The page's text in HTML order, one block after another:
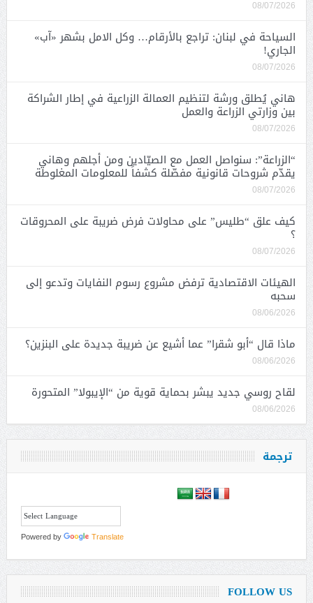
08/07/2026
السياحة في لبنان: تراجع بالأرقام… وكل الامل بشهر «آب»
الجاري!
08/07/2026
هاني يُطلق ورشة لتنظيم العمالة الزراعية في إطار الشراكة
بين وزارتي الزراعة والعمل
08/07/2026
“الزراعة”: سنواصل العمل مع الصيّادين ومن أجلهم وهاني
يقدّم شروحات قانونية مفصّلة كشفاً للمعلومات المغلوطة
08/07/2026
كيف علق “طليس” على محاولات فرض ضريبة على المحروقات
؟
08/07/2026
الهيئات الاقتصادية ترفض مشروع رسوم النفايات وتدعو إلى
سحبه
08/06/2026
ماذا قال “أبو شقرا” عما أشيع عن ضريبة جديدة على البنزين؟
08/06/2026
لقاح روسي جديد يبشر بحماية قوية من “الإيبولا” المتحورة
08/06/2026
ترجمة
Powered by Translate
FOLLOW US